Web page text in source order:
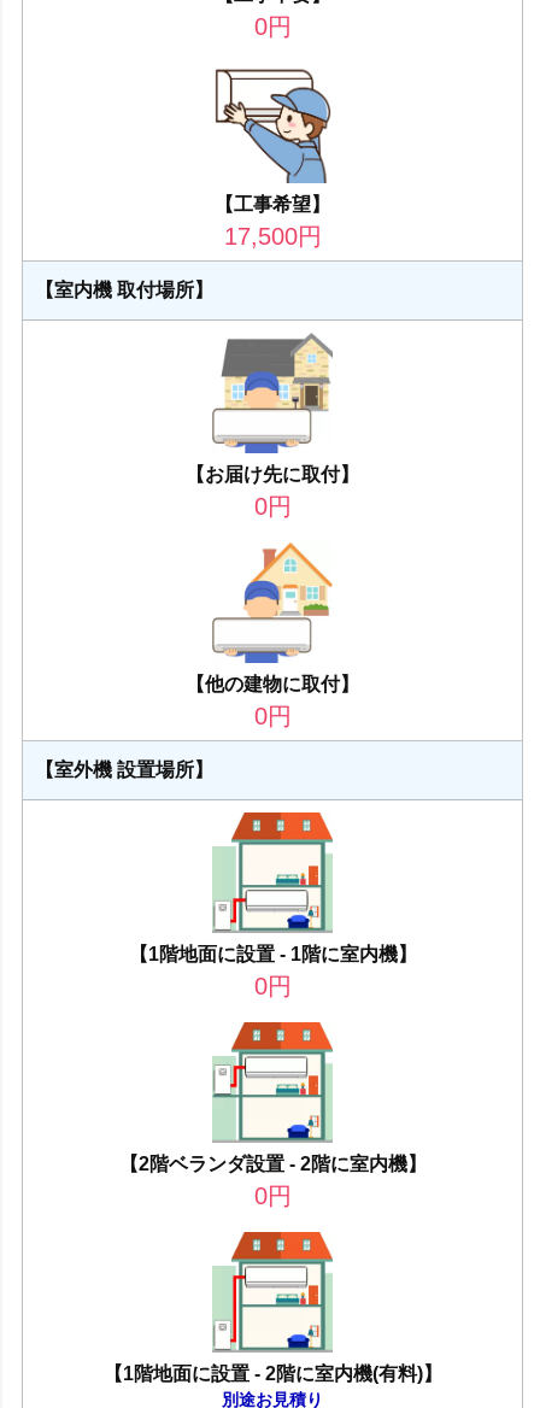
0円
【工事希望】
17,500円
【室内機 取付場所】
【お届け先に取付】
0円
【他の建物に取付】
0円
【室外機 設置場所】
【1階地面に設置 - 1階に室内機】
0円
【2階ベランダ設置 - 2階に室内機】
0円
【1階地面に設置 - 2階に室内機(有料)】
別途お見積り